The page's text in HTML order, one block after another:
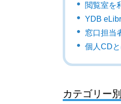
閲覧室を
YDB
窓口担当
個人CD
カテゴリー